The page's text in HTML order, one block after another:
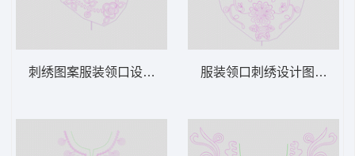
刺绣图案服装领口设计图 绳绣 盘带 链目绣服装领口刺绣设计图 绳绣